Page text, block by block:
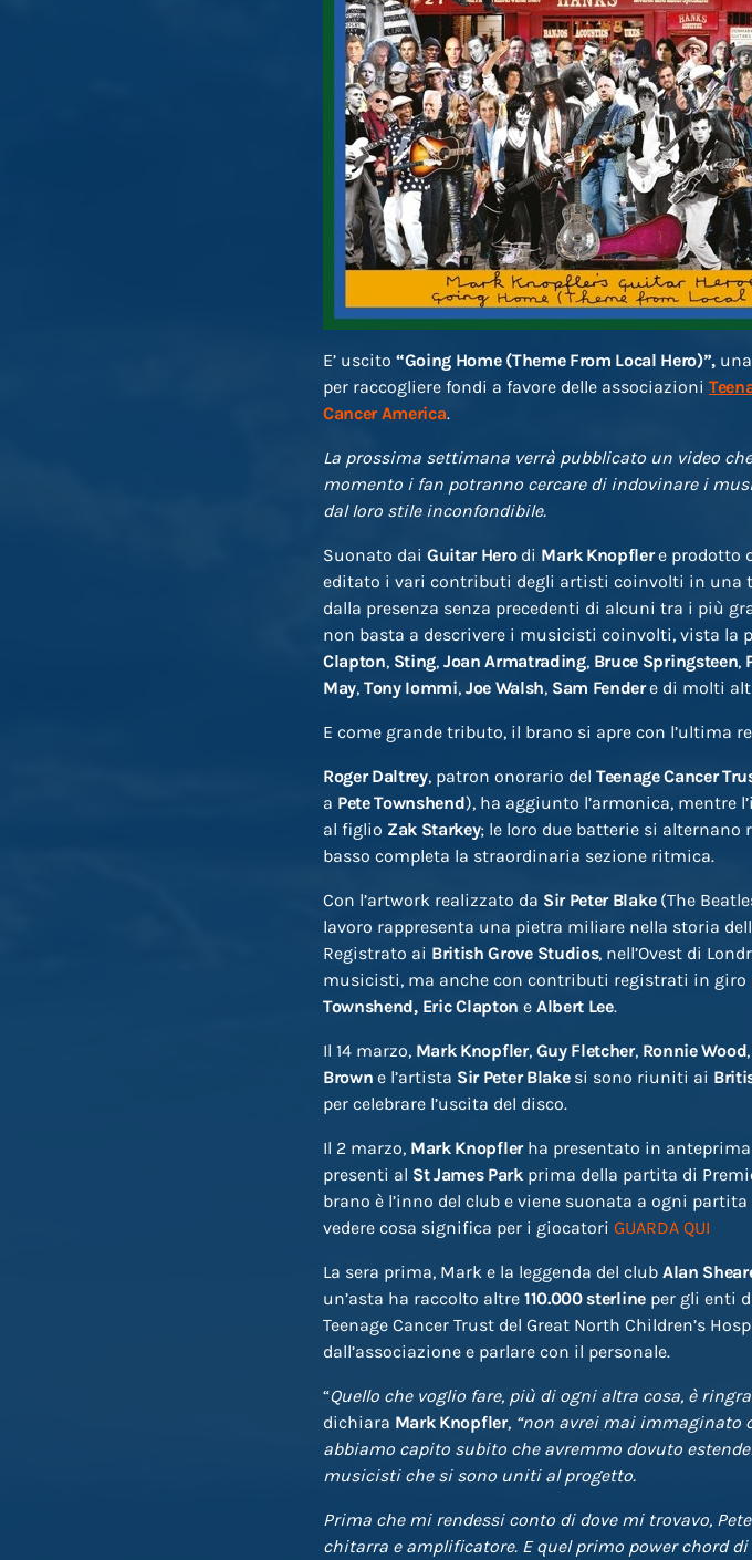
E’ uscito “Going Home (Theme From Local Hero)”,
per raccogliere fondi a favore delle associazioni
Cancer America.
La prossima settimana verrà pubblicato un video
momento i fan potranno cercare di indovinare i
dal loro stile inconfondibile.
Suonato dai Guitar Herodi Mark Knopflere prodotto
editato i vari contributi degli artisti coinvolti in una
dalla presenza senza precedenti di alcuni tra i più
non basta a descrivere i musicisti coinvolti, vista la
Clapton, Sting, Joan Armatrading, Bruce Springsteen,
May,Tony Iommi, Joe Walsh, Sam Fendere di molti
E come grande tributo, il brano si apre con l’ultima
Roger Daltrey, patron onorario del Teenage Cancer
a Pete Townshend), ha aggiunto l’armonica, mentre
al figlio Zak Starkey; le loro due batterie si alternano
basso completa la straordinaria sezione ritmica.
Con l’artwork realizzato da Sir Peter Blake(The
lavoro rappresenta una pietra miliare nella storia
Registrato ai British Grove Studios, nell’Ovest di
musicisti, ma anche con contributi registrati in
Townshend, Eric Clapton e Albert Lee.
Il 14 marzo, Mark Knopfler, Guy Fletcher, Ronnie Wood
Browne l’artista Sir Peter Blakesi sono riuniti ai
per celebrare l’uscita del disco.
Il 2 marzo, Mark Knopflerha presentato in
presenti al St James Park prima della partita di
brano è l’inno del club e viene suonata a ogni
vedere cosa significa per i giocatori GUARDA QUI
La sera prima, Mark e la leggenda del club Alan
un’asta ha raccolto altre 110.000 sterline per gli enti
Teenage Cancer Trust del Great North Children’s
dall’associazione e parlare con il personale.
“Quello che voglio fare, più di ogni altra cosa, è
dichiara Mark Knopfler, “non avrei mai immaginato
abbiamo capito subito che avremmo dovuto
musicisti che si sono uniti al progetto.
Prima che mi rendessi conto di dove mi trovavo,
chitarra e amplificatore. E quel primo power chord